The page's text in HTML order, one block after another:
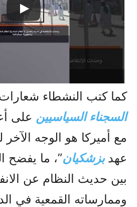
كما كتب النشطاء
السجناء السياسيين على
مع أميركا هو الوجه
عهد بزشكيان”، ما يفضح
بين حديث النظام عن
وممارساته القمعية في